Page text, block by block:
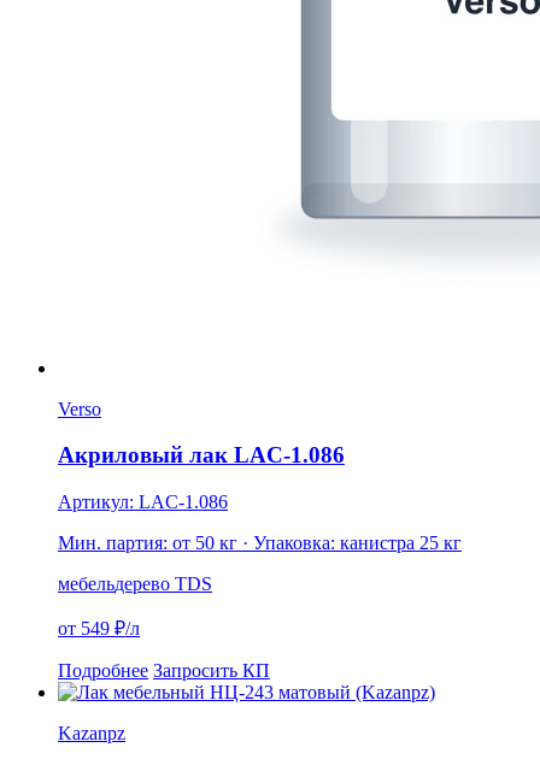
Verso
Акриловый лак LAC-1.086
Артикул: LAC-1.086
Мин. партия: от 50 кг · Упаковка: канистра 25 кг
мебельдерево TDS
от 549 ₽/л
Подробнее Запросить КП
Kazanpz